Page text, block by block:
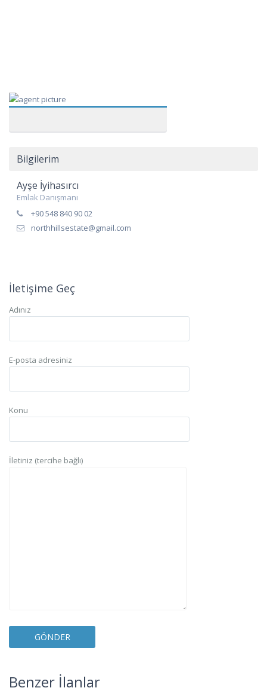
Bilgilerim
Ayşe İyihasırcı
Emlak Danışmanı
+90 548 840 90 02
northhillsestate@gmail.com
İletişime Geç
Adınız
E-posta adresiniz
Konu
İletiniz (tercihe bağlı)
Benzer İlanlar
İskele